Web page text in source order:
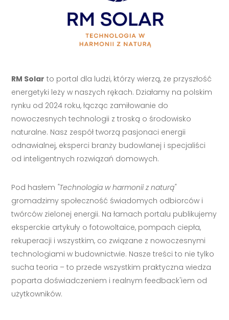
RM Solar to portal dla ludzi, którzy wierzą, że przyszłość
energetyki leży w naszych rękach. Działamy na polskim
rynku od 2024 roku, łącząc zamiłowanie do
nowoczesnych technologii z troską o środowisko
naturalne. Nasz zespół tworzą pasjonaci energii
odnawialnej, eksperci branży budowlanej i specjaliści
od inteligentnych rozwiązań domowych.
Pod hasłem "Technologia w harmonii z naturą"
gromadzimy społeczność świadomych odbiorców i
twórców zielonej energii. Na łamach portalu publikujemy
eksperckie artykuły o fotowoltaice, pompach ciepła,
rekuperacji i wszystkim, co związane z nowoczesnymi
technologiami w budownictwie. Nasze treści to nie tylko
sucha teoria – to przede wszystkim praktyczna wiedza
poparta doświadczeniem i realnym feedback'iem od
użytkowników.